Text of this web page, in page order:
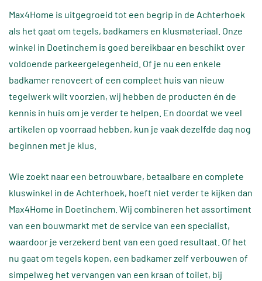
Max4Home is uitgegroeid tot een begrip in de Achterhoek
als het gaat om tegels, badkamers en klusmateriaal. Onze
winkel in Doetinchem is goed bereikbaar en beschikt over
voldoende parkeergelegenheid. Of je nu een enkele
badkamer renoveert of een compleet huis van nieuw
tegelwerk wilt voorzien, wij hebben de producten én de
kennis in huis om je verder te helpen. En doordat we veel
artikelen op voorraad hebben, kun je vaak dezelfde dag nog
beginnen met je klus.
Wie zoekt naar een betrouwbare, betaalbare en complete
kluswinkel in de Achterhoek, hoeft niet verder te kijken dan
Max4Home in Doetinchem. Wij combineren het assortiment
van een bouwmarkt met de service van een specialist,
waardoor je verzekerd bent van een goed resultaat. Of het
nu gaat om tegels kopen, een badkamer zelf verbouwen of
simpelweg het vervangen van een kraan of toilet, bij